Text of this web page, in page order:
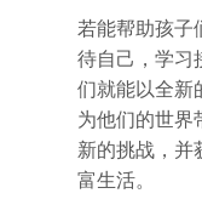
若能帮助孩子
待自己，学习
们就能以全新
为他们的世界
新的挑战，并
富生活。